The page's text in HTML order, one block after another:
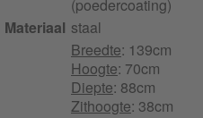
(poedercoating)
Materiaal staal
Breedte: 139cm
Hoogte: 70cm
Diepte: 88cm
Zithoogte: 38cm